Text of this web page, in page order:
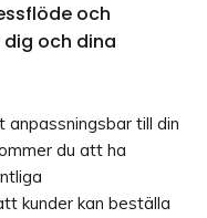
och
och dina
anpassningsbar till din
du att ha
kunder kan beställa